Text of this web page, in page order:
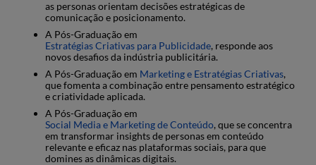
as personas orientam decisões estratégicas de
comunicação e posicionamento.
A Pós-Graduação em
Estratégias Criativas para Publicidade, responde aos
novos desafios da indústria publicitária.
A Pós-Graduação em Marketing e Estratégias Criativas,
que fomenta a combinação entre pensamento estratégico
e criatividade aplicada.
A Pós-Graduação em
Social Media e Marketing de Conteúdo, que se concentra
em transformar insights de personas em conteúdo
relevante e eficaz nas plataformas sociais, para que
domines as dinâmicas digitais.